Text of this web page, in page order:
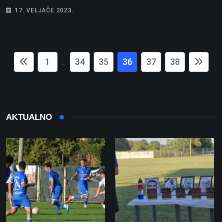
17. VELJAČE 2023.
1 ... 34 35 36 37 38
AKTUALNO